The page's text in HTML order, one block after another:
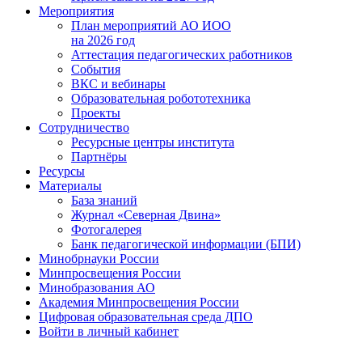
Мероприятия
План мероприятий АО ИОО
на 2026 год
Аттестация педагогических работников
События
ВКС и вебинары
Образовательная робототехника
Проекты
Сотрудничество
Ресурсные центры института
Партнёры
Ресурсы
Материалы
База знаний
Журнал «Северная Двина»
Фотогалерея
Банк педагогической информации (БПИ)
Минобрнауки России
Минпросвещения России
Минобразования АО
Академия Минпросвещения России
Цифровая образовательная среда ДПО
Войти в личный кабинет